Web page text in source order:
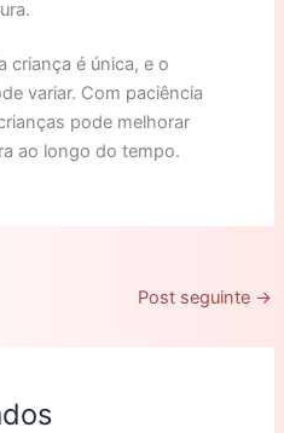
criança é única, e o
variar. Com paciência
pode melhorar
ao longo do tempo.
Post seguinte →